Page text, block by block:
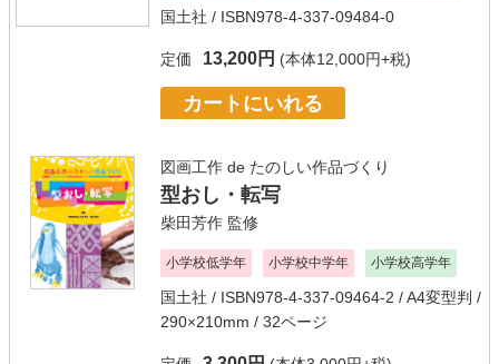
国土社 / ISBN978-4-337-09484-0
定価 13,200円 (本体12,000円+税)
カートにいれる
図画工作 de たのしい作品づくり
型おし・転写
柴田芳作 監修
小学校低学年 小学校中学年 小学校高学年
国土社 / ISBN978-4-337-09464-2 / A4変型判 /
290×210mm / 32ページ